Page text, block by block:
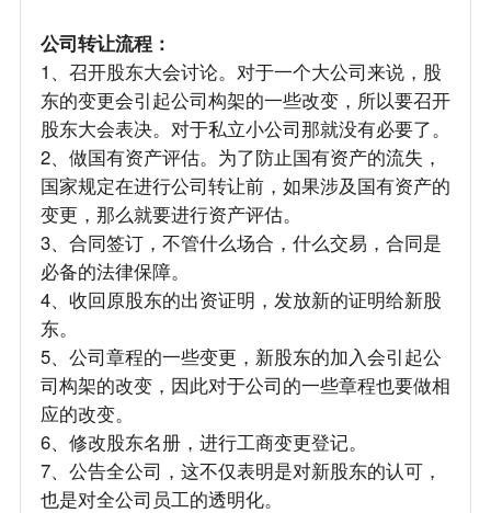
公司转让流程：
1、召开股东大会讨论。对于一个大公司来说，股
东的变更会引起公司构架的一些改变，所以要召开
股东大会表决。对于私立小公司那就没有必要了。
2、做国有资产评估。为了防止国有资产的流失，
国家规定在进行公司转让前，如果涉及国有资产的
变更，那么就要进行资产评估。
3、合同签订，不管什么场合，什么交易，合同是
必备的法律保障。
4、收回原股东的出资证明，发放新的证明给新股
东。
5、公司章程的一些变更，新股东的加入会引起公
司构架的改变，因此对于公司的一些章程也要做相
应的改变。
6、修改股东名册，进行工商变更登记。
7、公告全公司，这不仅表明是对新股东的认可，
也是对全公司员工的透明化。